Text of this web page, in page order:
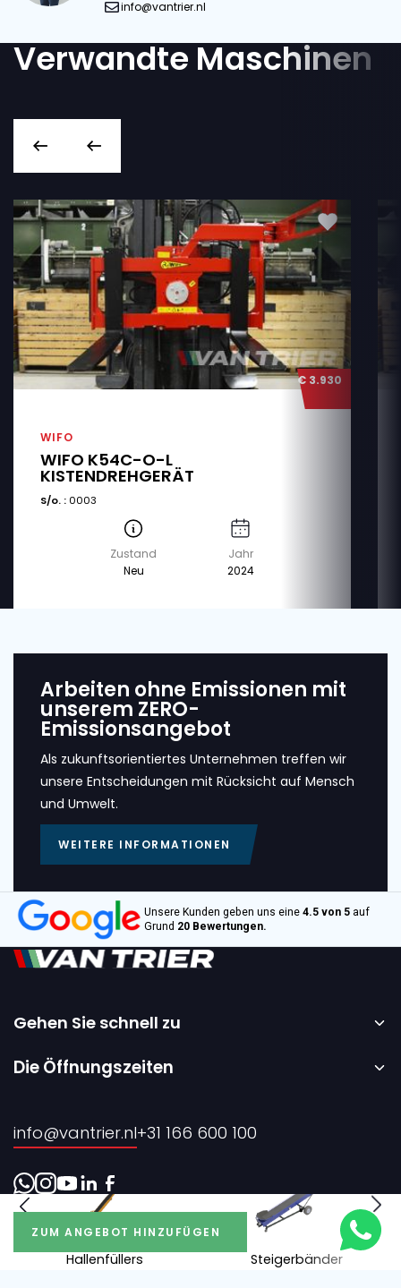
ZUM ANGEBOT HINZUFÜGEN
info@vantrier.nl
Verwandte Maschinen
€ 3.930
WIFO
WIFO K54C-O-L
KISTENDREHGERÄT
S/o. : 0003
Zustand
Neu
Jahr
2024
Arbeiten ohne Emissionen mit
unserem ZERO-
Emissionsangebot
Als zukunftsorientiertes Unternehmen treffen wir
unsere Entscheidungen mit Rücksicht auf Mensch
und Umwelt.
WEITERE INFORMATIONEN
Unsere Kunden geben uns eine 4.5 von 5 auf
Grund 20 Bewertungen.
Gehen Sie schnell zu
Startseite
Verkauf
Über uns
Kontakt
Die Öffnungszeiten
info@vantrier.nl+31 166 600 100
Hallenfüllers Steigerbänder